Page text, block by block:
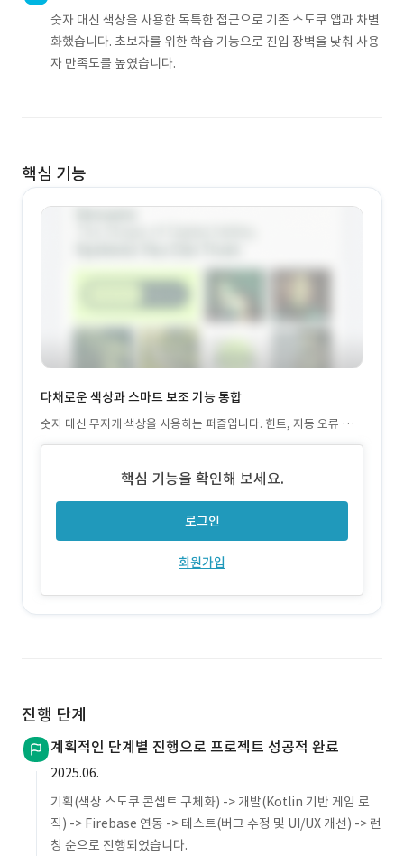
숫자 대신 색상을 사용한 독특한 접근으로 기존 스도쿠 앱과 차별
화했습니다. 초보자를 위한 학습 기능으로 진입 장벽을 낮춰 사용
자 만족도를 높였습니다.
핵심 기능
다채로운 색상과 스마트 보조 기능 통합
숫자 대신 무지개 색상을 사용하는 퍼즐입니다. 힌트, 자동 오류 확
인, 메모 등 논리력 향상을 돕는 도구와 함께 무제한 실행 취소, 자동
핵심 기능을 확인해 보세요.
로그인
회원가입
진행 단계
계획적인 단계별 진행으로 프로젝트 성공적 완료
2025.06.
기획(색상 스도쿠 콘셉트 구체화) -> 개발(Kotlin 기반 게임 로
직) -> Firebase 연동 -> 테스트(버그 수정 및 UI/UX 개선) -> 런
칭 순으로 진행되었습니다.